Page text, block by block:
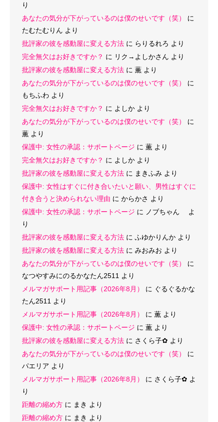
り
あなたの気分が下がっているのは僕のせいです（笑）
に
たむたむりん より
批評家の彼を感動屋に変える方法 に らりるれろ より
完全無欠はお好きですか？ に リク→よしかさん より
批評家の彼を感動屋に変える方法 に 薫 より
あなたの気分が下がっているのは僕のせいです（笑）
に
もちふわ より
完全無欠はお好きですか？ に よしか より
あなたの気分が下がっているのは僕のせいです（笑）
に
薫 より
保護中: 女性の承認：サポートページ に 薫 より
完全無欠はお好きですか？ に よしか より
批評家の彼を感動屋に変える方法 に まきふみ より
保護中: 女性はすぐに付き合いたいと願い、男性はすぐに
付き合うと決められない理由 に からかさ より
保護中: 女性の承認：サポートページ に ノブちゃん
よ
り
批評家の彼を感動屋に変える方法 に ふゆかりんか より
批評家の彼を感動屋に変える方法 に みおみお より
あなたの気分が下がっているのは僕のせいです（笑）
に
なつやすみにのるかなたん2511 より
メルマガサポート用記事（2026年8月）
に ぐるぐるかな
たん2511 より
メルマガサポート用記事（2026年8月）
に 薫 より
保護中: 女性の承認：サポートページ に 薫 より
批評家の彼を感動屋に変える方法 に さくら子‪✿ より
あなたの気分が下がっているのは僕のせいです（笑）
に
パエリア より
メルマガサポート用記事（2026年8月）
に さくら子‪✿ よ
り
距離の縮め方 に まき より
距離の縮め方 に まき より